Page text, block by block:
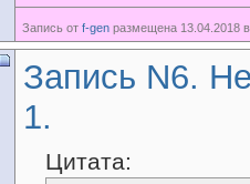
Запись от f-gen размещена 13.04.2018
Запись N6.
1.
Цитата: